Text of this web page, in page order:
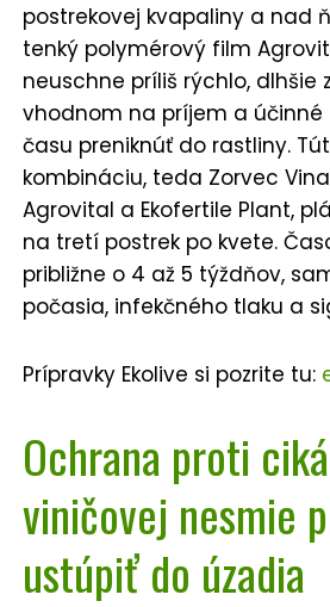
postrekovej kvapaliny a nad
tenký polymérový film
neuschne príliš rýchlo, dlhšie
vhodnom na príjem a
času preniknúť do rastliny.
kombináciu, teda Zorvec
Agrovital a Ekofertile Plant,
na tretí postrek po kvete.
približne o 4 až 5 týždňov,
počasia, infekčného tlaku a
Prípravky Ekolive si pozrite tu:
Ochrana proti
viničovej nesmie
ustúpiť do úzadia